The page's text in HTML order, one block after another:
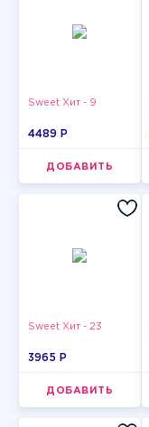
Sweet Хит - 9
4489 P
ДОБАВИТЬ
Sweet Хит - 23
3965 P
ДОБАВИТЬ